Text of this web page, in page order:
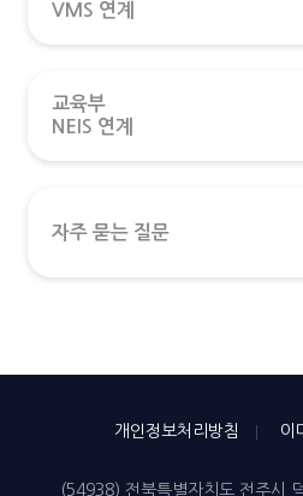
VMS 연계
교육부
NEIS 연계
자주 묻는 질문
개인정보처리방침 이
(54938) 전북특별자치도 전주시